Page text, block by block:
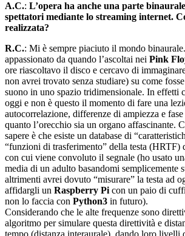
A.C.: L’opera ha anche una parte
spettatori mediante lo streaming internet.
realizzata?
R.C.: Mi è sempre piaciuto il mondo
appassionato da quando l’ascoltai nei Pink
ore riascoltavo il disco e cercavo di
non avrei trovato senza studiare) su come
suono in uno spazio tridimensionale. In effetti
oggi e non è questo il momento di fare una
autocorrelazione, differenze di ampiezza e
quanto l’orecchio sia un organo affascinante.
sapere è che esiste un database di
“funzioni di trasferimento” della testa (HRTF)
con cui viene convoluto il segnale (ho usato
media di un adulto basandomi semplicemente
altrimenti avrei dovuto “misurare” la testa ad
affidargli un Raspberry Pi con un paio di
non lo faccia con Python3 in futuro).
Considerando che le alte frequenze sono
algoritmo per simulare questa direttività e